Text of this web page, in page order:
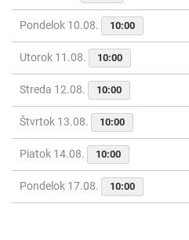
Pondelok 10.08. 10:00
Utorok 11.08. 10:00
Streda 12.08. 10:00
Štvrtok 13.08. 10:00
Piatok 14.08. 10:00
Pondelok 17.08. 10:00